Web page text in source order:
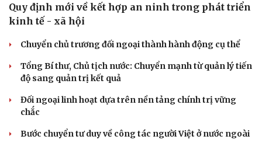
Cải chính
Quy định mới về kết hợp an ninh trong phát triển
kinh tế - xã hội
Chuyển chủ trương đối ngoại thành hành động cụ thể
Tổng Bí thư, Chủ tịch nước: Chuyển mạnh từ quản lý tiến
độ sang quản trị kết quả
Đối ngoại linh hoạt dựa trên nền tảng chính trị vững
chắc
Bước chuyển tư duy về công tác người Việt ở nước ngoài